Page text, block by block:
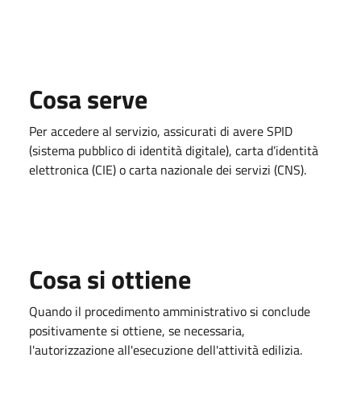
Cosa serve
Per accedere al servizio, assicurati di avere SPID
(sistema pubblico di identità digitale), carta d’identità
elettronica (CIE) o carta nazionale dei servizi (CNS).
Cosa si ottiene
Quando il procedimento amministrativo si conclude
positivamente si ottiene, se necessaria,
l'autorizzazione all'esecuzione dell'attività edilizia.